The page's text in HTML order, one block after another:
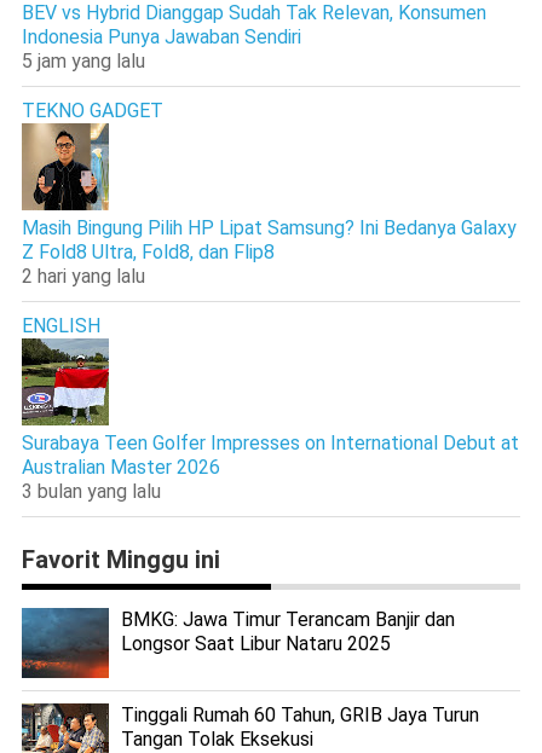
BEV vs Hybrid Dianggap Sudah Tak Relevan, Konsumen
Indonesia Punya Jawaban Sendiri
5 jam yang lalu
TEKNO GADGET
Masih Bingung Pilih HP Lipat Samsung? Ini Bedanya Galaxy
Z Fold8 Ultra, Fold8, dan Flip8
2 hari yang lalu
ENGLISH
Surabaya Teen Golfer Impresses on International Debut at
Australian Master 2026
3 bulan yang lalu
Favorit Minggu ini
BMKG: Jawa Timur Terancam Banjir dan
Longsor Saat Libur Nataru 2025
Tinggali Rumah 60 Tahun, GRIB Jaya Turun
Tangan Tolak Eksekusi